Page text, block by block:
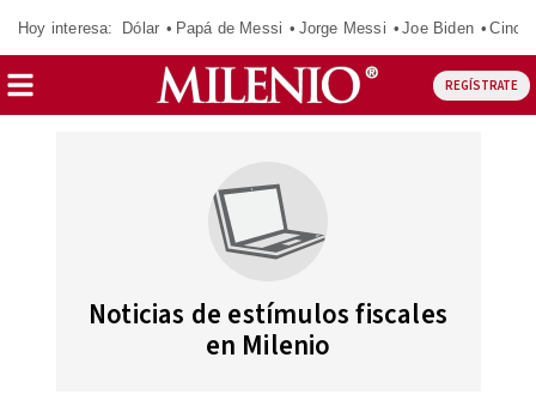
Hoy interesa: Dólar Papá de Messi Jorge Messi Joe Biden
REGÍSTRATE
Noticias de estímulos fiscales
en Milenio